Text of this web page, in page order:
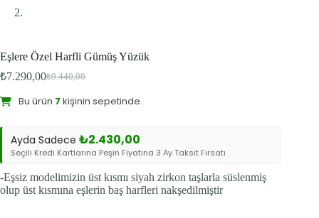
Eşlere Özel Harfli Gümüş Yüzük
₺9.440,00
Orijinal
₺9.440,00.
₺7.290,00Şu
fiyat:
Bu ürünü şu an8
Bu ürün 7 kişinin sepetinde.
Ayda Sadece ₺2.430,00
Seçili Kredi Kartlarına Peşin Fiyatına 3 Ay Taksit Fırsatı
-Eşsiz modelimizin üst kısmı siyah zirkon taşlarla süslenmiş
olup üst kısmına eşlerin baş harfleri nakşedilmiştir